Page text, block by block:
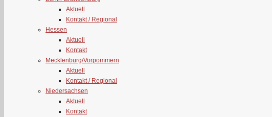
Aktuell
Kontakt / Regional
Hessen
Aktuell
Kontakt
Mecklenburg/Vorpommern
Aktuell
Kontakt / Regional
Niedersachsen
Aktuell
Kontakt